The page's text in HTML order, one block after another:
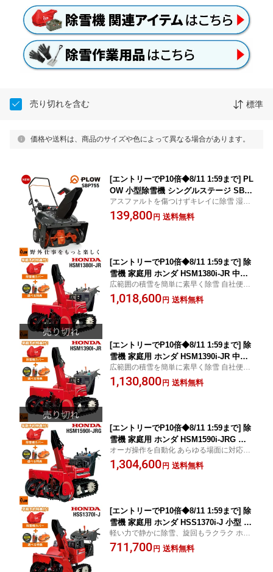
売り切れを含む 標準
価格や送料は、商品のサイズや色によって異なる場合があります。
[エントリーでP10倍◆8/11 1:59まで] PL
OW 小型除雪機 シングルステージ SBP
755 7馬力 55cm幅
アスファルトを傷つけずキレイに除雪 湿っ
た雪も詰まりづらいパワフル除雪機
139,800 円 送料無料
[エントリーでP10倍◆8/11 1:59まで] 除
雪機 家庭用 ホンダ HSM1380i-JR 中型
エンジン式 ハイブリッド オーガローリ
ング仕様 除雪幅80cm 条件付き送料無料
広範囲の積雪を簡単に素早く除雪 自社便対
応(近隣無料) ホンダ除雪機 正規取扱店
1,018,600 円 送料無料
[エントリーでP10倍◆8/11 1:59まで] 除
雪機 家庭用 ホンダ HSM1390i-JR 中型
エンジン式 ハイブリッド オーガローリ
ング仕様 除雪幅92cm 条件付き送料無料
広範囲の積雪を簡単に素早く除雪 自社便対
応(近隣無料) ホンダ除雪機 正規取扱店
1,130,800 円 送料無料
[エントリーでP10倍◆8/11 1:59まで] 除
雪機 家庭用 ホンダ HSM1590i-JRG 中
型 エンジン式 ハイブリッド 除雪幅92c
m オーガローリング スマートオーガ 条
オーガ操作を自動化 あらゆる場面に対応 ホ
ンダ除雪機 正規取扱店
1,304,600 円 送料無料
[エントリーでP10倍◆8/11 1:59まで] 除
雪機 家庭用 ホンダ HSS1370i-J 小型 ハ
イブリッド エンジン式 除雪幅72cm 条
件付き送料無料
軽い力で静かに除雪、旋回もラクラク ホン
ダ除雪機 正規取扱店
711,700 円 送料無料